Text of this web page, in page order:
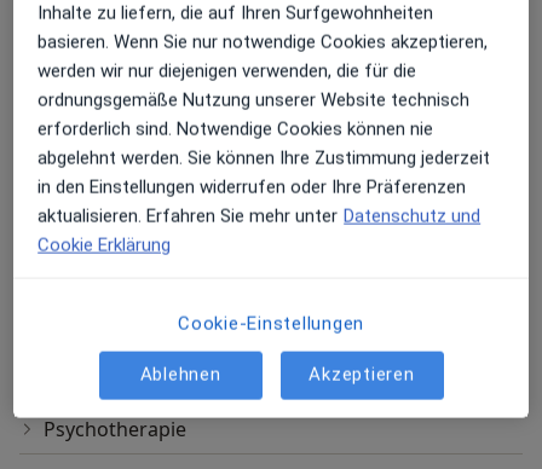
Behandlung von akuten Beschwerden/Schmerzen
Chiropraktik / Wirbelsäulenbeschwerden
Homöopathie
Hypnose
Hypnosetherapie
Neuraltherapie
Osteopathie
Psychotherapie
Inhalte zu liefern, die auf Ihren Surfgewohnheiten
basieren. Wenn Sie nur notwendige Cookies akzeptieren,
werden wir nur diejenigen verwenden, die für die
ordnungsgemäße Nutzung unserer Website technisch
erforderlich sind. Notwendige Cookies können nie
abgelehnt werden. Sie können Ihre Zustimmung jederzeit
in den Einstellungen widerrufen oder Ihre Präferenzen
aktualisieren. Erfahren Sie mehr unter Datenschutz und
Cookie Erklärung
Cookie-Einstellungen
Ablehnen Akzeptieren